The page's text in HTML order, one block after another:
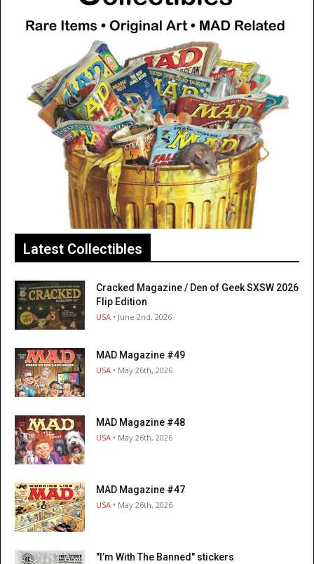
Latest Collectibles
Cracked Magazine / Den of Geek SXSW 2026
Flip Edition
USA • June 2nd, 2026
MAD Magazine #49
USA • May 26th, 2026
MAD Magazine #48
USA • May 26th, 2026
MAD Magazine #47
USA • May 26th, 2026
"I’m With The Banned" stickers